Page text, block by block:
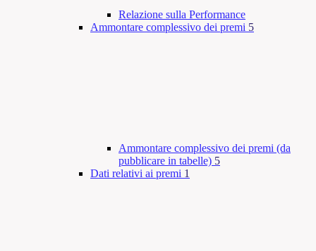
Relazione sulla Performance
Ammontare complessivo dei premi 5
Ammontare complessivo dei premi (da
pubblicare in tabelle) 5
Dati relativi ai premi 1